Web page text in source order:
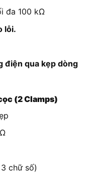
đa 100 kΩ
lỗi.
điện qua kẹp dòng
(2 Clamps)
chữ số)